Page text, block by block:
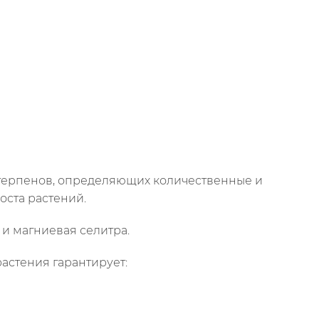
определяющих количественные и
растений.
магниевая селитра.
гарантирует: